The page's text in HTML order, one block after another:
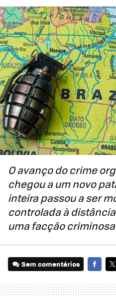
O avanço do crime
chegou a um novo
inteira passou a ser
controlada à
uma facção criminosa
Sem comentários